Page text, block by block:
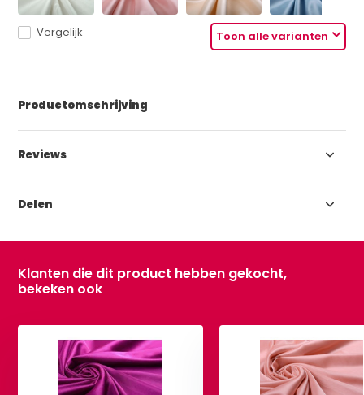
Toon alle varianten
Vergelijk
Productomschrijving
Reviews
Delen
Klanten die dit product hebben gekocht,
bekeken ook